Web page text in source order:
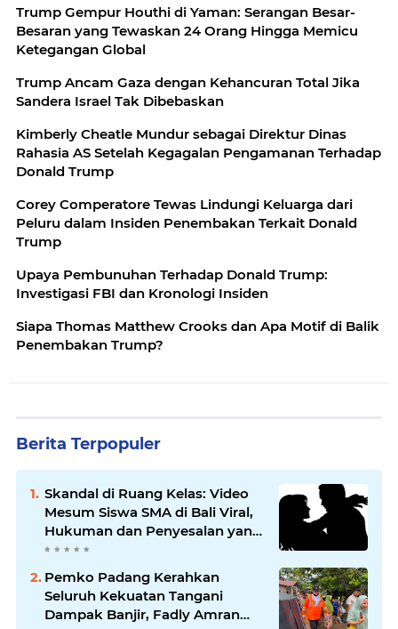
Trump Gempur Houthi di Yaman: Serangan Besar-
Besaran yang Tewaskan 24 Orang Hingga Memicu
Ketegangan Global
Trump Ancam Gaza dengan Kehancuran Total Jika
Sandera Israel Tak Dibebaskan
Kimberly Cheatle Mundur sebagai Direktur Dinas
Rahasia AS Setelah Kegagalan Pengamanan Terhadap
Donald Trump
Corey Comperatore Tewas Lindungi Keluarga dari
Peluru dalam Insiden Penembakan Terkait Donald
Trump
Upaya Pembunuhan Terhadap Donald Trump:
Investigasi FBI dan Kronologi Insiden
Siapa Thomas Matthew Crooks dan Apa Motif di Balik
Penembakan Trump?
Berita Terpopuler
Skandal di Ruang Kelas: Video
Mesum Siswa SMA di Bali Viral,
Hukuman dan Penyesalan yang
Mengikuti
Pemko Padang Kerahkan
Seluruh Kekuatan Tangani
Dampak Banjir, Fadly Amran